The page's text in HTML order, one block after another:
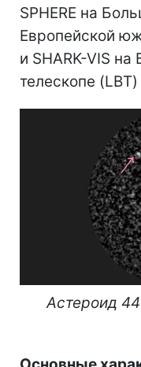
SPHERE на
Европейской
и SHARK-VIS
телескопе
Астероид